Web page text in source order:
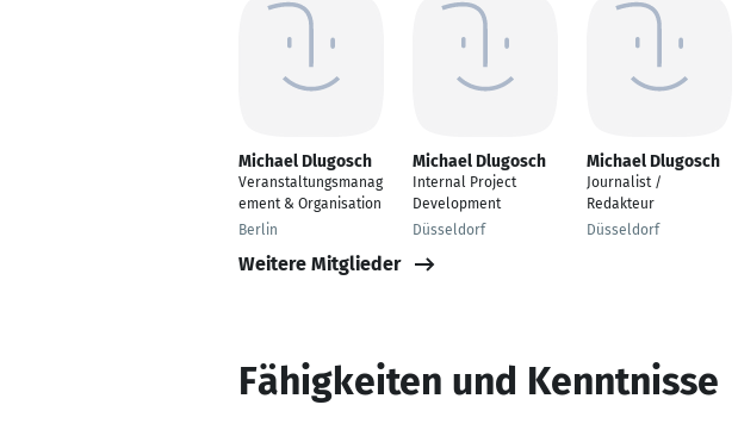
Michael Dlugosch
Veranstaltungsmanag
ement & Organisation
Berlin
Michael Dlugosch
Internal Project
Development
Düsseldorf
Michael Dlugosch
Journalist /
Redakteur
Düsseldorf
Weitere Mitglieder
Fähigkeiten und Kenntnisse